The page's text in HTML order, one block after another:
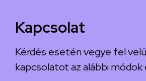
Kapcsolat
Kérdés esetén vegye fel
kapcsolatot az alábbi módok